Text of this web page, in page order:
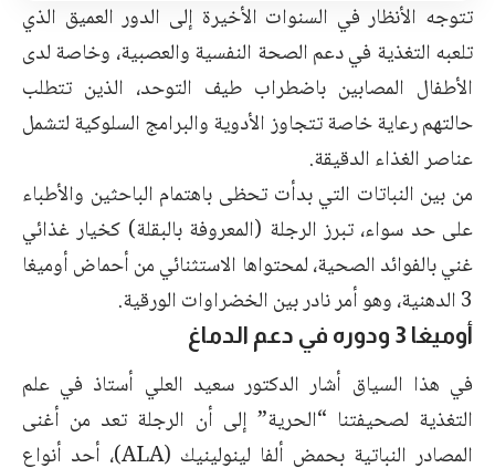
تتوجه الأنظار في السنوات الأخيرة إلى الدور العميق الذي
تلعبه التغذية في دعم الصحة النفسية والعصبية، وخاصة لدى
الأطفال المصابين باضطراب طيف التوحد، الذين تتطلب
حالتهم رعاية خاصة تتجاوز الأدوية والبرامج السلوكية لتشمل
عناصر الغذاء الدقيقة.
من بين النباتات التي بدأت تحظى باهتمام الباحثين والأطباء
على حد سواء، تبرز الرجلة (المعروفة بالبقلة) كخيار غذائي
غني بالفوائد الصحية، لمحتواها الاستثنائي من أحماض أوميغا
3 الدهنية، وهو أمر نادر بين الخضراوات الورقية.
أوميغا 3 ودوره في دعم الدماغ
في هذا السياق أشار الدكتور سعيد العلي أستاذ في علم
التغذية لصحيفتنا “الحرية” إلى أن الرجلة تعد من أغنى
المصادر النباتية بحمض ألفا لينولينيك (ALA)، أحد أنواع